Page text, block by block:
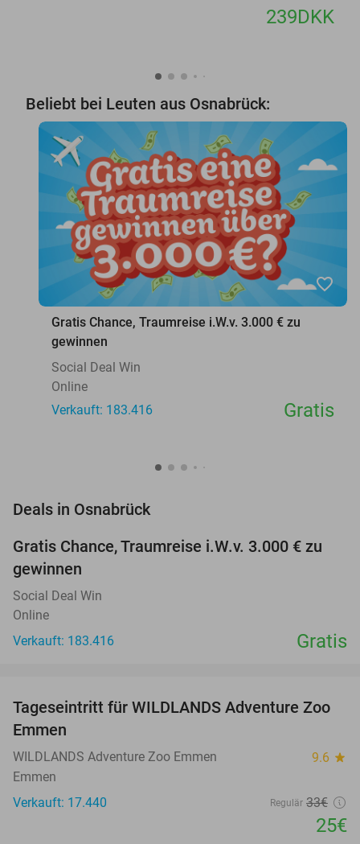
239DKK
Beliebt bei Leuten aus Osnabrück:
favorite_border
Gratis Chance, Traumreise i.W.v. 3.000 € zu
gewinnen
Social Deal Win
Online
Verkauft: 183.416
Gratis
Deals in Osnabrück
Gratis Chance, Traumreise i.W.v. 3.000 € zu
gewinnen
Social Deal Win
Online
Verkauft: 183.416
Gratis
24%
Tageseintritt für WILDLANDS Adventure Zoo
Emmen
WILDLANDS Adventure Zoo Emmen 9.6 star
Emmen
Verkauft: 17.440
Regulär 33€
25€